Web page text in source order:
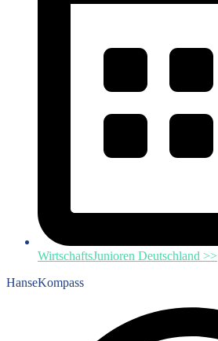
WirtschaftsJunioren Deutschland >>
HanseKompass